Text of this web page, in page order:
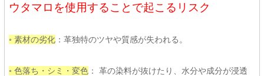
ウタマロを使用することで起こるリスク
◦ 素材の劣化： 革独特のツヤや質感が失われる。
◦ 色落ち・シミ・変色： 革の染料が抜けたり、水分や成分が浸透